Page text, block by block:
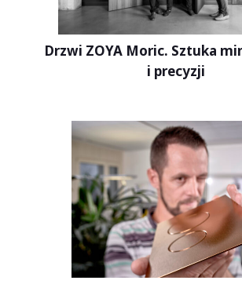
Drzwi ZOYA Moric. Sztuka
i precyzji